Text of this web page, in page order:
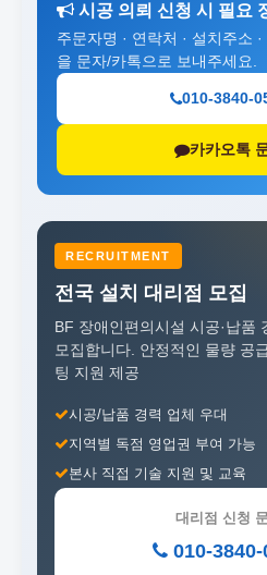
시공 의뢰 신청 시 필요
주문자명 · 연락처 · 설치주소
을 문자/카톡으로 보내주세요.
010-3840-
카카오톡
RECRUITMENT
전국 설치 대리점 모집
BF 장애인편의시설 시공·납품
모집합니다. 안정적인 물량 공
팅 지원 제공
시공/납품 경력 업체 우대
지역별 독점 영업권 부여 가능
본사 직접 기술 지원 및 교육
대리점 신청
010-3840-